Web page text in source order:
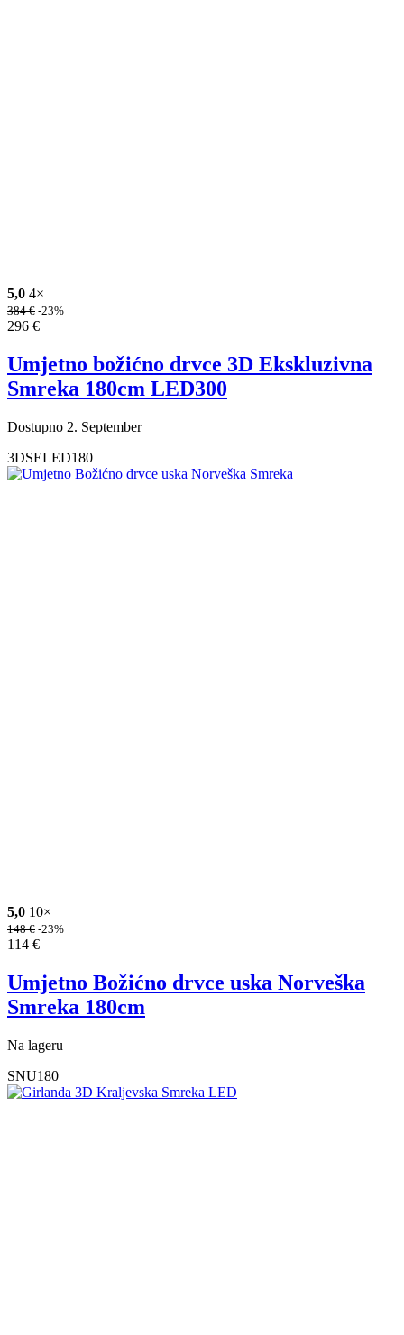
5,0 4×
384€ -23%
296 €
Umjetno božićno drvce 3D Ekskluzivna
Smreka 180cm LED300
Dostupno 2. September
3DSELED180
5,0 10×
148€ -23%
114 €
Umjetno Božićno drvce uska Norveška
Smreka 180cm
Na lageru
SNU180